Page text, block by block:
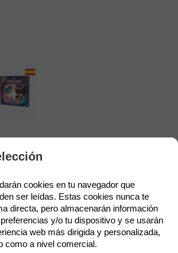
TCG -
de Cookies
otras de terceros que analizan cómo
para mejorar la experiencia de
comerciales personalizadas o realizar
de navegación. Pulsa el botón para
para poder bloquearlas.
cookies en tu navegador que
ser leídas. Estas cookies nunca te
directa, pero almacenarán información
y/o tu dispositivo y se usarán
web más dirigida y personalizada,
como a nivel comercial.